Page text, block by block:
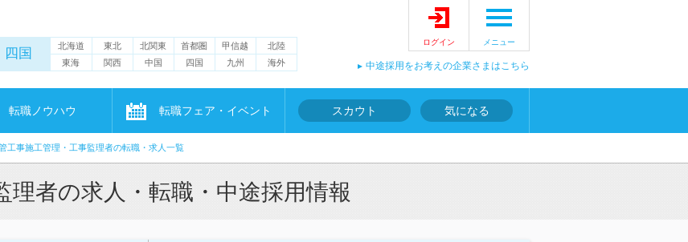
四国 北海道 東北 北関東 首都圏 甲信越
北陸
東海
関西 中国 四国 九州 海外
ログイン メニュー
中途採用をお考えの企業さまはこちら
転職ノウハウ 転職フェア・イベント スカウト 気になる
工事施工管理・工事監理者の転職・求人一覧
者の求人・転職・中途採用情報